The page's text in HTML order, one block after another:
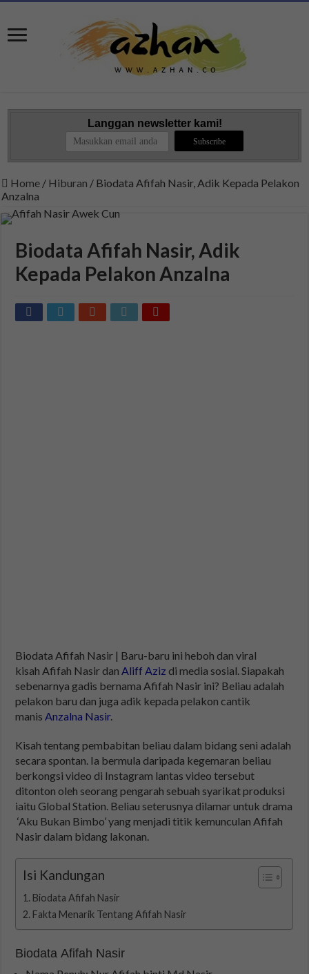
Langgan newsletter kami!
Home / Hiburan / Biodata Afifah Nasir, Adik Kepada Pelakon
Anzalna
Biodata Afifah Nasir, Adik
Kepada Pelakon Anzalna
Biodata Afifah Nasir | Baru-baru ini heboh dan viral
kisah Afifah Nasir dan Aliff Aziz di media sosial. Siapakah
sebenarnya gadis bernama Afifah Nasir ini? Beliau adalah
pelakon baru dan juga adik kepada pelakon cantik
manis Anzalna Nasir.
Kisah tentang pembabitan beliau dalam bidang seni adalah
secara spontan. Ia bermula daripada kegemaran beliau
berkongsi video di Instagram lantas video tersebut
ditonton oleh seorang pengarah sebuah syarikat produksi
iaitu Global Station. Beliau seterusnya dilamar untuk drama
‘Aku Bukan Bimbo’ yang menjadi titik kemunculan Afifah
Nasir dalam bidang lakonan.
Isi Kandungan
Biodata Afifah Nasir
Fakta Menarik Tentang Afifah Nasir
Biodata Afifah Nasir